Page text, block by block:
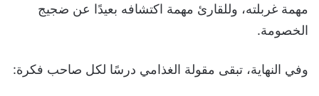
مهمة غربلته، وللقارئ مهمة اكتشافه بعيدًا عن ضجيج
الخصومة.
وفي النهاية، تبقى مقولة الغذامي درسًا لكل صاحب فكرة: